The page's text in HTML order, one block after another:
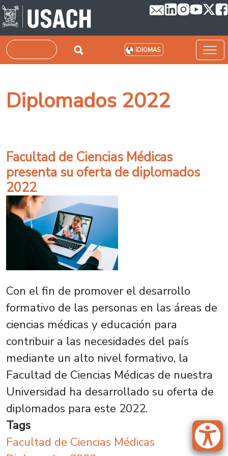
Pasar al contenido principal
Buscar IDIOMAS
Diplomados 2022
Facultad de Ciencias Médicas
presenta su oferta de diplomados
2022
Con el fin de promover el desarrollo
formativo de las personas en las áreas de
ciencias médicas y educación para
contribuir a las necesidades del país
mediante un alto nivel formativo, la
Facultad de Ciencias Médicas de nuestra
Universidad ha desarrollado su oferta de
diplomados para este 2022.
Tags
Facultad de Ciencias Médicas